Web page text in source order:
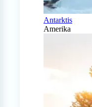
Antarktis
Amerika